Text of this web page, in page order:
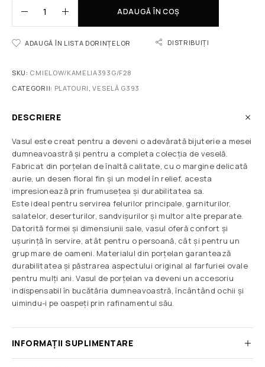
ADAUGĂ ÎN COȘ
ADAUGĂ ÎN LISTA DORINȚELOR DISTRIBUIȚI
SKU: CMIELOW/KAMELIA393G/F28
CATEGORII: PLATOURI ,VESELĂ G393
DESCRIERE
Vasul este creat pentru a deveni o adevărată bijuterie a mesei
dumneavoastră și pentru a completa colecția de veselă.
Fabricat din porțelan de înaltă calitate, cu o margine delicată
aurie, un desen floral fin și un model în relief, acesta
impresionează prin frumusețea și durabilitatea sa.
Este ideal pentru servirea felurilor principale, garniturilor,
salatelor, deserturilor, sandvișurilor și multor alte preparate.
Datorită formei și dimensiunii sale, vasul oferă confort și
ușurință în servire, atât pentru o persoană, cât și pentru un
grup mare de oameni. Materialul din porțelan garantează
durabilitatea și păstrarea aspectului original al farfuriei ovale
pentru mulți ani. Vasul de porțelan va deveni un accesoriu
indispensabil în bucătăria dumneavoastră, încântând ochii și
uimindu-i pe oaspeți prin rafinamentul său.
INFORMAȚII SUPLIMENTARE